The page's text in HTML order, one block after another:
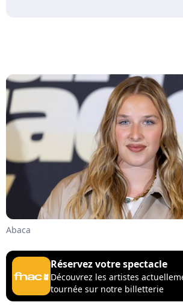
Abaca
Réservez votre spectacle
Découvrez les artistes
tournée sur notre billetterie